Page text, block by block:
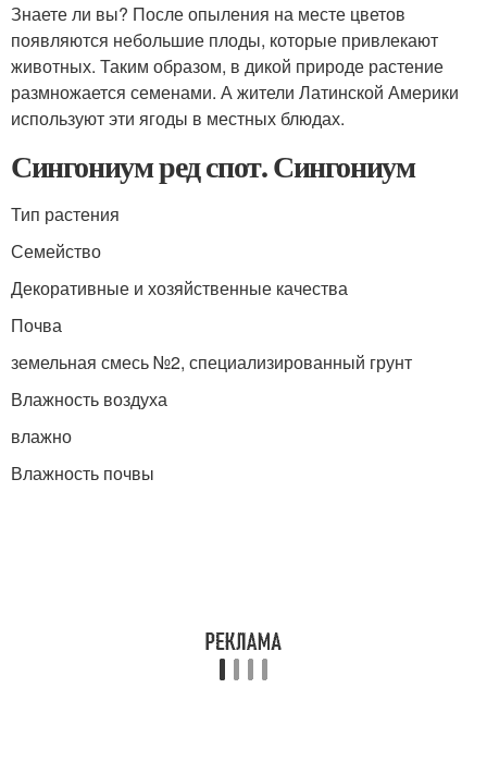
Знаете ли вы? После опыления на месте цветов
появляются небольшие плоды, которые привлекают
животных. Таким образом, в дикой природе растение
размножается семенами. А жители Латинской Америки
используют эти ягоды в местных блюдах.
Сингониум ред спот. Сингониум
Тип растения
Семейство
Декоративные и хозяйственные качества
Почва
земельная смесь №2, специализированный грунт
Влажность воздуха
влажно
Влажность почвы